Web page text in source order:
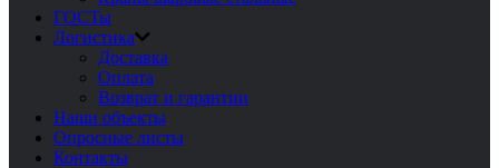
ГОСТы
Логистика
Доставка
Оплата
Возврат и гарантии
Наши объекты
Опросные листы
Контакты